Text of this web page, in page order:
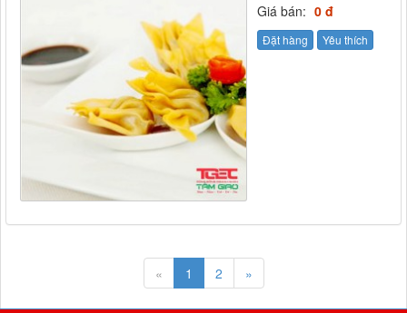
Giá bán: 0 đ
Đặt hàng Yêu thích
« 1 2 »